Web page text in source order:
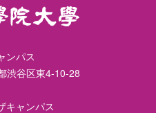
ンパス
渋谷区東4-10-28
キャンパス